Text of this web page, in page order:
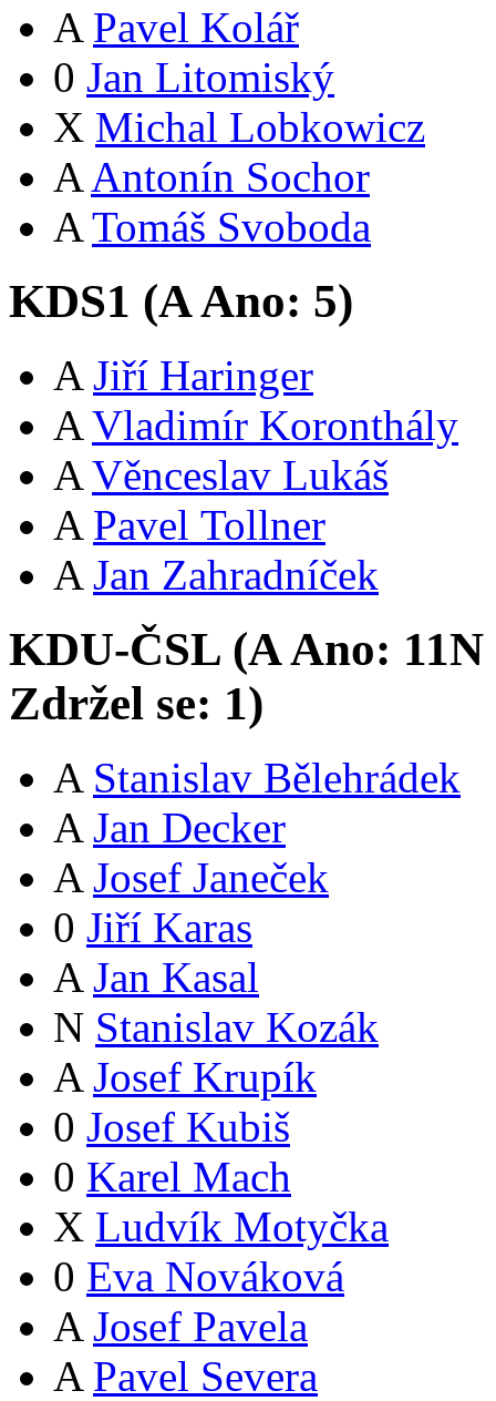
A Pavel Kolář
0 Jan Litomiský
X Michal Lobkowicz
A Antonín Sochor
A Tomáš Svoboda
KDS1 (AAno: 5)
A Jiří Haringer
A Vladimír Koronthály
A Věnceslav Lukáš
A Pavel Tollner
A Jan Zahradníček
KDU-ČSL (AAno: 11N
Zdržel se: 1)
A Stanislav Bělehrádek
A Jan Decker
A Josef Janeček
0 Jiří Karas
A Jan Kasal
N Stanislav Kozák
A Josef Krupík
0 Josef Kubiš
0 Karel Mach
X Ludvík Motyčka
0 Eva Nováková
A Josef Pavela
A Pavel Severa